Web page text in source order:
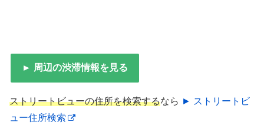
► 周辺の渋滞情報を見る
ストリートビューの住所を検索するなら ► ストリートビ
ュー住所検索